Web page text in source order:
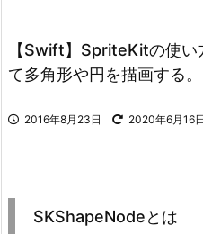
【Swift】SpriteKitの使い
て多角形や円を描画する
2016年8月23日 2020年6月16日
SKShapeNodeとは